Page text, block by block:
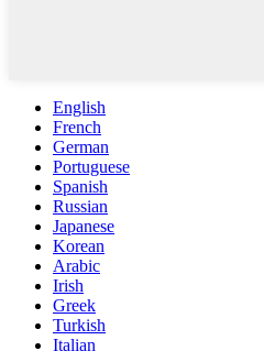
English
French
German
Portuguese
Spanish
Russian
Japanese
Korean
Arabic
Irish
Greek
Turkish
Italian